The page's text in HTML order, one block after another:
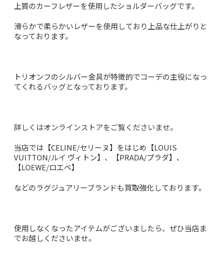
上質のカーフレザーを使用したショルダーバッグです。
滑らかで柔らかいレザーを使用しており上品な仕上がりと
なっております。
トリオンフのシルバー金具が特徴的でコーデの主役になっ
てくれるバッグとなっております。
詳しくはオンラインストアをご覧くださいませ。
当店では【CELINE/セリーヌ】をはじめ【LOUIS
VUITTON/ルイ ヴィトン】、【PRADA/プラダ】、
【LOEWE/ロエベ】
などのラグジュアリーブランドも買取強化しております。
使用しなくなったアイテムがございましたら、ぜひ当店ま
でお越しくださいませ。